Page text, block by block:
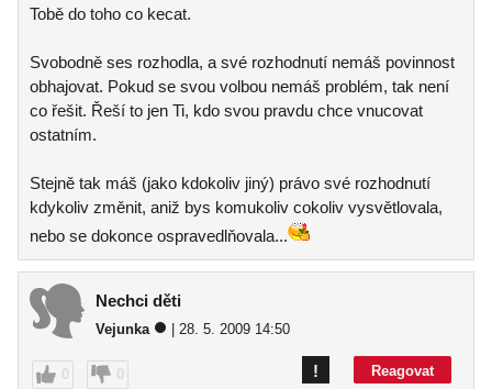
Tobě do toho co kecat.
Svobodně ses rozhodla, a své rozhodnutí nemáš povinnost
obhajovat. Pokud se svou volbou nemáš problém, tak není
co řešit. Řeší to jen Ti, kdo svou pravdu chce vnucovat
ostatním.
Stejně tak máš (jako kdokoliv jiný) právo své rozhodnutí
kdykoliv změnit, aniž bys komukoliv cokoliv vysvětlovala,
nebo se dokonce ospravedlňovala...
Nechci děti
Vejunka | 28. 5. 2009 14:50
0 0 Reagovat
!